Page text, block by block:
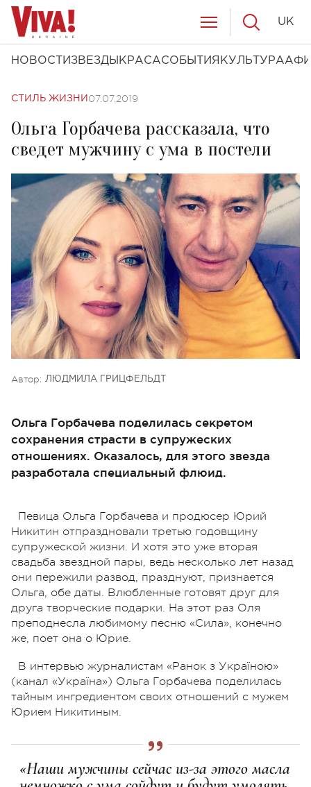
НОВОСТИ ЗВЕЗДЫ КРАСАСОБЫТИЯ КУЛЬТУРА
UK
СТИЛЬ ЖИЗНИ 07.07.2019
Ольга Горбачева рассказала, что
сведет мужчину с ума в постели
Автор: ЛЮДМИЛА ГРИЦФЕЛЬДТ
Ольга Горбачева поделилась секретом
сохранения страсти в супружеских
отношениях. Оказалось, для этого звезда
разработала специальный флюид.
Певица Ольга Горбачева и продюсер Юрий
Никитин отпраздновали третью годовщину
супружеской жизни. И хотя это уже вторая
свадьба звездной пары, ведь несколько лет назад
они пережили развод, празднуют, признается
Ольга, обе даты. Влюбленные готовят друг для
друга творческие подарки. На этот раз Оля
преподнесла любимому песню «Сила», конечно
же, поет она о Юрие.
В интервью журналистам «Ранок з Україною»
(канал «Україна») Ольга Горбачева поделилась
тайным ингредиентом своих отношений с мужем
Юрием Никитиным.
«Наши мужчины сейчас из-за этого масла